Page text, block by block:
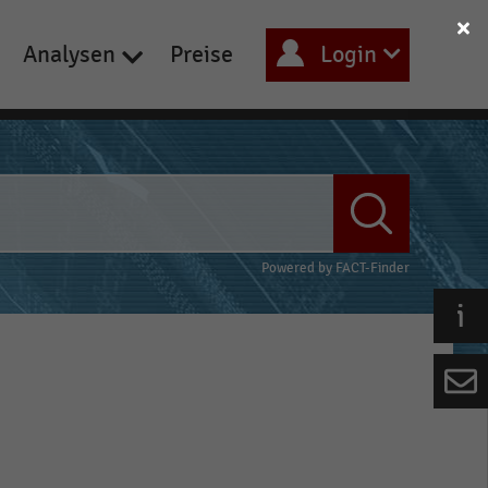
Analysen Preise Login
Powered by FACT-Finder